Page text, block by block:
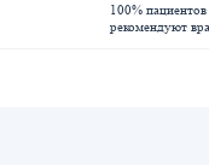
100% пациентов
рекомендуют